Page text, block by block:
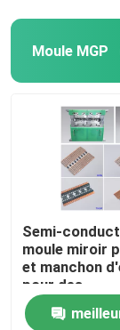
Moule MGP
Semi-
moule miroir
et manchon
pour des